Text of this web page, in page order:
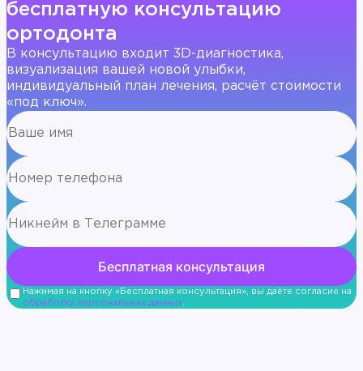
бесплатную консультацию
ортодонта
В консультацию входит 3D-диагностика,
визуализация вашей новой улыбки,
индивидуальный план лечения, расчёт стоимости
«под ключ».
Нажимая на кнопку «Бесплатная консультация», вы даёте согласие на
обработку персональных данных.